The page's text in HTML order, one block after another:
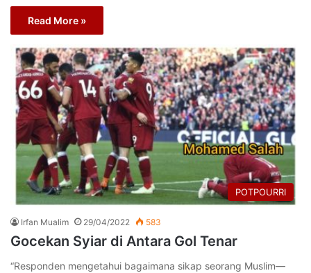
Read More »
POTPOURRI
Irfan Mualim 29/04/2022 583
Gocekan Syiar di Antara Gol Tenar
“Responden mengetahui bagaimana sikap seorang Muslim—